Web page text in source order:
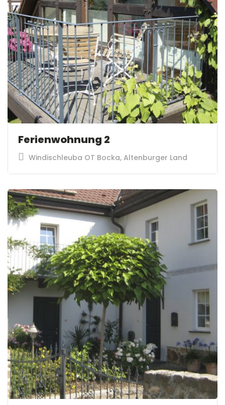
Ferienwohnung 2
Windischleuba OT Bocka, Altenburger Land